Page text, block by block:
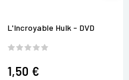
L'Incroyable Hulk - DVD
1,50 €